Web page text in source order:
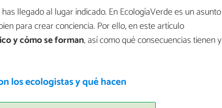
llegado al lugar indicado. En EcologíaVerde es un asunto
para crear conciencia. Por ello, en este artículo
y cómo se forman, así como qué consecuencias tienen y
los ecologistas y qué hacen